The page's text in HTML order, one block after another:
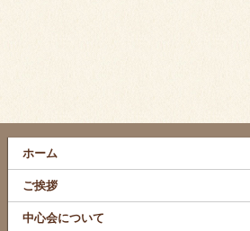
ホーム
ご挨拶
中心会について